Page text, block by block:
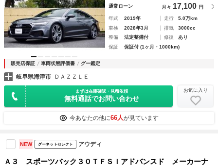
通常ローン 月々 17,100 円
年式 2019年 走行
5.0万km
車検
2028年3月 排気
3000cc
整備
法定整備付 修復
あり
保証
保証付 (1ヶ月・1000km)
販売店保証 車両状態評価書 グー鑑定
岐阜県海津市 ＤＡＺＺＬＥ
まずは在庫確認・見積依頼
無料通話でお問い合わせ
お気に入り
今あなたの他に66人が見ています
NEW グーネットセレクト アウディ
Ａ３ スポーツバック３０ＴＦＳＩアドバンスド メーカーナ